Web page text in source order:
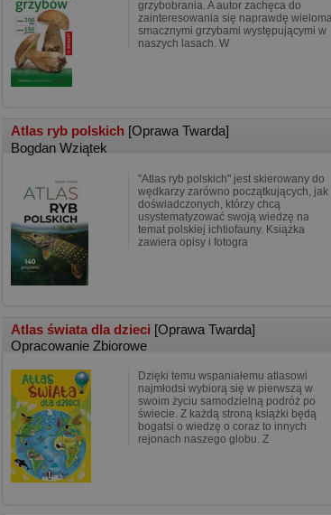
grzybobrania. A autor zachęca do
zainteresowania się naprawdę
smacznymi grzybami występującymi w
naszych lasach. W
Atlas ryb polskich [Oprawa Twarda]
Bogdan Wziątek
"Atlas ryb polskich" jest skierowany do
wędkarzy zarówno początkujących, jak
doświadczonych, którzy chcą
usystematyzować swoją wiedzę na
temat polskiej ichtiofauny. Książka
zawiera opisy i fotogra
Atlas świata dla dzieci [Oprawa Twarda]
Opracowanie Zbiorowe
Dzięki temu wspaniałemu atlasowi
najmłodsi wybiorą się w pierwszą w
swoim życiu samodzielną podróż po
świecie. Z każdą stroną książki będą
bogatsi o wiedzę o coraz to innych
rejonach naszego globu. Z